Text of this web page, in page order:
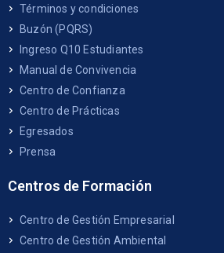
Términos y condiciones
Buzón (PQRS)
Ingreso Q10 Estudiantes
Manual de Convivencia
Centro de Confianza
Centro de Prácticas
Egresados
Prensa
Centros de Formación
Centro de Gestión Empresarial
Centro de Gestión Ambiental